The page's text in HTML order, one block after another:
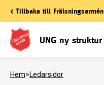
< Tillbaka till Frälsningsarmén
UNG ny struktur
Hem>Ledarsidor